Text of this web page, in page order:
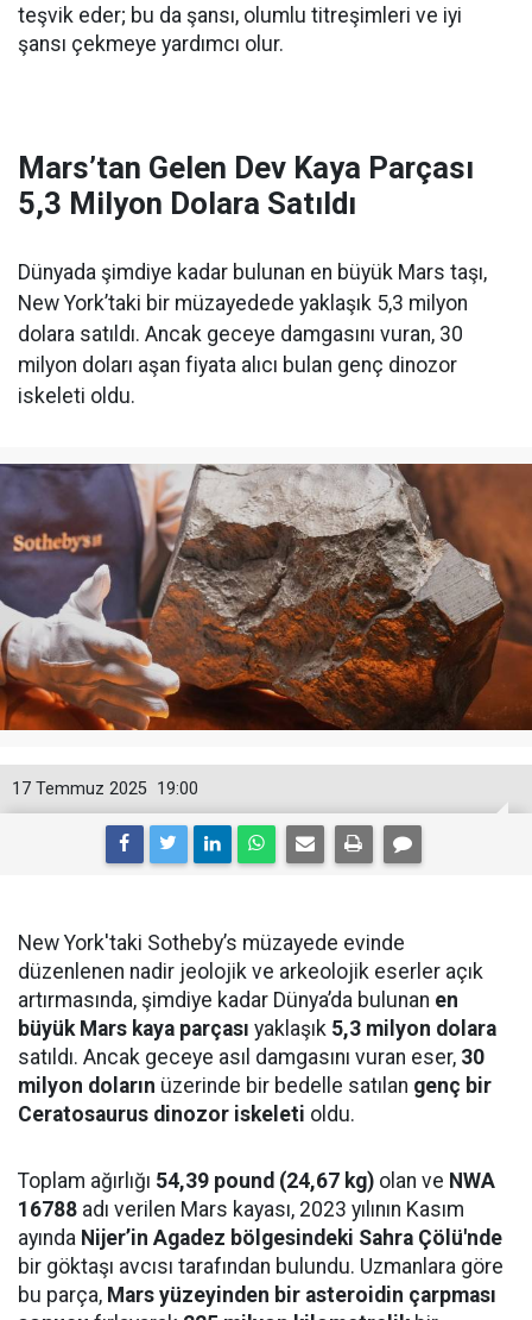
teşvik eder; bu da şansı, olumlu titreşimleri ve iyi
şansı çekmeye yardımcı olur.
Mars’tan Gelen Dev Kaya Parçası
5,3 Milyon Dolara Satıldı
Dünyada şimdiye kadar bulunan en büyük Mars taşı,
New York’taki bir müzayedede yaklaşık 5,3 milyon
dolara satıldı. Ancak geceye damgasını vuran, 30
milyon doları aşan fiyata alıcı bulan genç dinozor
iskeleti oldu.
19:00
17 Temmuz 2025
New York'taki Sotheby’s müzayede evinde
düzenlenen nadir jeolojik ve arkeolojik eserler açık
artırmasında, şimdiye kadar Dünya’da bulunan en
büyük Mars kaya parçası yaklaşık 5,3 milyon dolara
satıldı. Ancak geceye asıl damgasını vuran eser, 30
milyon doların üzerinde bir bedelle satılan genç bir
Ceratosaurus dinozor iskeleti oldu.
Toplam ağırlığı 54,39 pound (24,67 kg) olan ve NWA
16788 adı verilen Mars kayası, 2023 yılının Kasım
ayında Nijer’in Agadez bölgesindeki Sahra Çölü'nde
bir göktaşı avcısı tarafından bulundu. Uzmanlara göre
bu parça, Mars yüzeyinden bir asteroidin çarpması